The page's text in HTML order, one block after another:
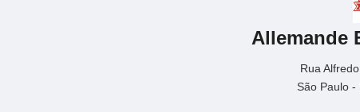
Allemande
Rua
São Paulo -